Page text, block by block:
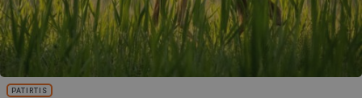
PATIRTIS